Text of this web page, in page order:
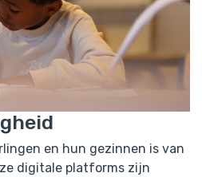
en hun gezinnen is van
digitale platforms zijn